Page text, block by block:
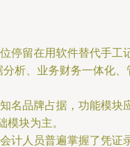
停留在用软件替代手工
分析、业务财务一体化、
名品牌占据，功能模块
块为主。
计人员普遍掌握了凭证